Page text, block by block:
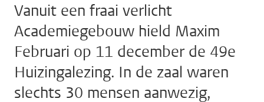
Vanuit een fraai verlicht
Academiegebouw hield Maxim
Februari op 11 december de 49e
Huizingalezing. In de zaal waren
slechts 30 mensen aanwezig,